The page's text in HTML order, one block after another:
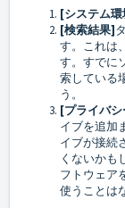
[システム
[検索結果]
す。これは
す。すでに
索している
う。
[プライバ
イブを追加
イブが接続
くないかも
フトウェア
使うことは